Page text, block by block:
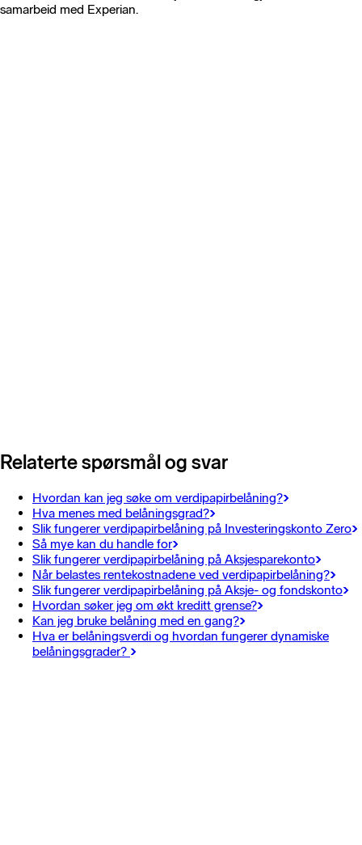
samarbeid med Experian.
Relaterte spørsmål og svar
Hvordan kan jeg søke om verdipapirbelåning?
Hva menes med belåningsgrad?
Slik fungerer verdipapirbelåning på Investeringskonto Zero
Så mye kan du handle for
Slik fungerer verdipapirbelåning på Aksjesparekonto
Når belastes rentekostnadene ved verdipapirbelåning?
Slik fungerer verdipapirbelåning på Aksje- og fondskonto
Hvordan søker jeg om økt kreditt grense?
Kan jeg bruke belåning med en gang?
Hva er belåningsverdi og hvordan fungerer dynamiske
belåningsgrader?